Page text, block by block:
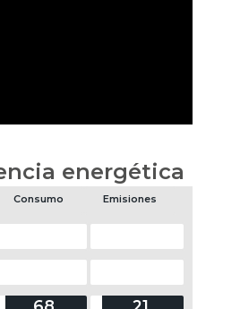
energética
Consumo Emisiones